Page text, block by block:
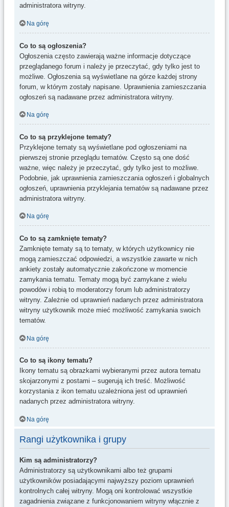
administratora witryny.
Na górę
Co to są ogłoszenia?
Ogłoszenia często zawierają ważne informacje dotyczące
przeglądanego forum i należy je przeczytać, gdy tylko jest to
możliwe. Ogłoszenia są wyświetlane na górze każdej strony
forum, w którym zostały napisane. Uprawnienia zamieszczania
ogłoszeń są nadawane przez administratora witryny.
Na górę
Co to są przyklejone tematy?
Przyklejone tematy są wyświetlane pod ogłoszeniami na
pierwszej stronie przeglądu tematów. Często są one dość
ważne, więc należy je przeczytać, gdy tylko jest to możliwe.
Podobnie, jak uprawnienia zamieszczania ogłoszeń i globalnych
ogłoszeń, uprawnienia przyklejania tematów są nadawane przez
administratora witryny.
Na górę
Co to są zamknięte tematy?
Zamknięte tematy są to tematy, w których użytkownicy nie
mogą zamieszczać odpowiedzi, a wszystkie zawarte w nich
ankiety zostały automatycznie zakończone w momencie
zamykania tematu. Tematy mogą być zamykane z wielu
powodów i robią to moderatorzy forum lub administratorzy
witryny. Zależnie od uprawnień nadanych przez administratora
witryny użytkownik może mieć możliwość zamykania swoich
tematów.
Na górę
Co to są ikony tematu?
Ikony tematu są obrazkami wybieranymi przez autora tematu
skojarzonymi z postami – sugerują ich treść. Możliwość
korzystania z ikon tematu uzależniona jest od uprawnień
nadanych przez administratora witryny.
Na górę
Rangi użytkownika i grupy
Kim są administratorzy?
Administratorzy są użytkownikami albo też grupami
użytkowników posiadającymi najwyższy poziom uprawnień
kontrolnych całej witryny. Mogą oni kontrolować wszystkie
zagadnienia związane z funkcjonowaniem witryny włącznie z